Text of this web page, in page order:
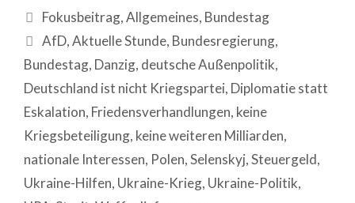
Fokusbeitrag,Allgemeines, Bundestag
AfD,Aktuelle Stunde, Bundesregierung,
Bundestag, Danzig, deutsche Außenpolitik,
Deutschland ist nicht Kriegspartei, Diplomatie statt
Eskalation, Friedensverhandlungen, keine
Kriegsbeteiligung, keine weiteren Milliarden,
nationale Interessen, Polen,Selenskyj,Steuergeld,
Ukraine-Hilfen, Ukraine-Krieg, Ukraine-Politik,